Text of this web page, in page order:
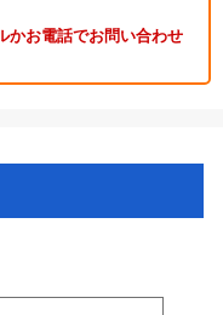
かお電話でお問い合わせ